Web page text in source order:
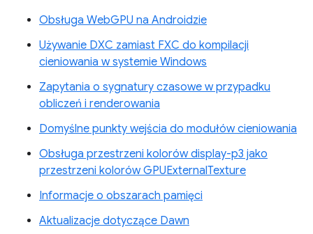
Obsługa WebGPU na Androidzie
Używanie DXC zamiast FXC do kompilacji
cieniowania w systemie Windows
Zapytania o sygnatury czasowe w przypadku
obliczeń i renderowania
Domyślne punkty wejścia do modułów cieniowania
Obsługa przestrzeni kolorów display-p3 jako
przestrzeni kolorów GPUExternalTexture
Informacje o obszarach pamięci
Aktualizacje dotyczące Dawn